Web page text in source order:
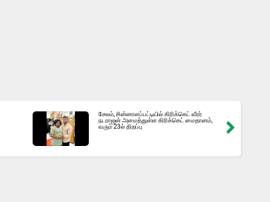
சேலம், சின்னாளப்பட்டியில் கிரிக்கெட் வீரர்
நடராஜன் அமைத்துள்ள கிரிக்கெட் மைதானம்,
வரும் 23ல் திறப்பு